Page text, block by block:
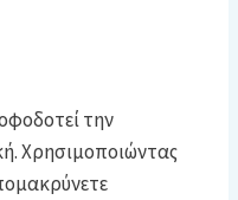
την
Χρησιμοποιώντας